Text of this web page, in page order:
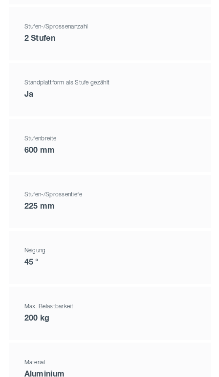
Stufen-/Sprossenanzahl
2 Stufen
Standplattform als Stufe gezählt
Ja
Stufenbreite
600 mm
Stufen-/Sprossentiefe
225 mm
Neigung
45 °
Max. Belastbarkeit
200 kg
Material
Aluminium